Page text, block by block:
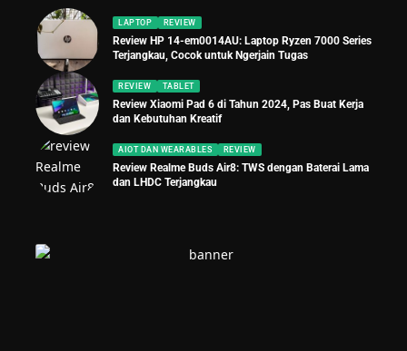
LAPTOP REVIEW
Review HP 14-em0014AU: Laptop Ryzen 7000 Series
Terjangkau, Cocok untuk Ngerjain Tugas
REVIEW TABLET
Review Xiaomi Pad 6 di Tahun 2024, Pas Buat Kerja
dan Kebutuhan Kreatif
AIOT DAN WEARABLES REVIEW
Review Realme Buds Air8: TWS dengan Baterai Lama
dan LHDC Terjangkau